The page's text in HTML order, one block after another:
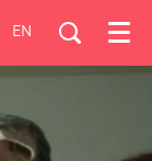
EN Menu